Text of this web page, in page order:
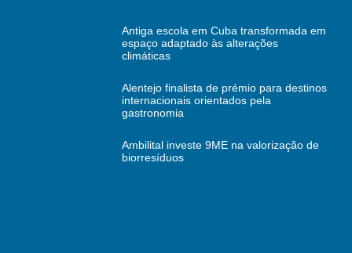
Antiga escola em Cuba transformada em
espaço adaptado às alterações
climáticas
Alentejo finalista de prémio para destinos
internacionais orientados pela
gastronomia
Ambilital investe 9ME na valorização de
biorresíduos